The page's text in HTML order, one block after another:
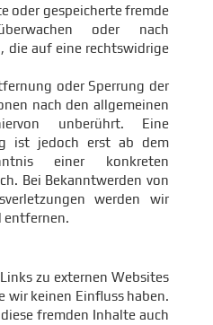
oder gespeicherte fremde
oder nach
die auf eine rechtswidrige
oder Sperrung der
nach den allgemeinen
unberührt. Eine
ist jedoch erst ab dem
einer konkreten
Bei Bekanntwerden von
werden wir
entfernen.
zu externen Websites
wir keinen Einfluss haben.
fremden Inhalte auch